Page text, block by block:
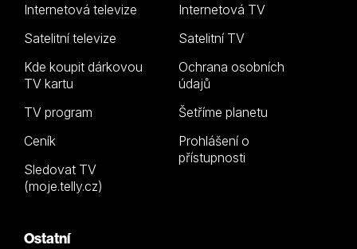
Internetová televize
Satelitní televize
Kde koupit dárkovou
TV kartu
TV program
Ceník
Sledovat TV
(moje.telly.cz)
Internetová TV
Satelitní TV
Ochrana osobních
údajů
Šetříme planetu
Prohlášení o
přístupnosti
Ostatní